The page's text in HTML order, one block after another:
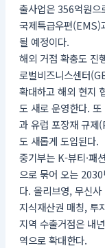
출사업은 356억원으
국제특급우편(EMS)
될 예정이다.
해외 거점 확충도 진
로벌비즈니스센터
확대하고 해외 현지
도 새로 운영한다.
과 유럽 포장재 규제
도 새롭게 도입된다.
중기부는 K-뷰티·패
으로 묶어 오는
다. 올리브영, 무신
지식재산권 매칭, 투
지역 수출거점은 내
역으로 확대한다.